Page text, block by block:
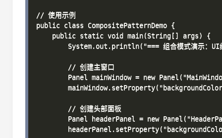
// 使用示例
public class CompositePatternDemo {
    public static void main(String[] args) {
System.out.println("=== 组合模式演示：UI
        // 创建主窗口
Panel mainWindow = new
        // 创建头部面板
Panel headerPanel = new